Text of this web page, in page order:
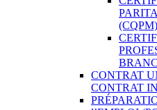
(CQPM)
CONTRAT
CONTRAT